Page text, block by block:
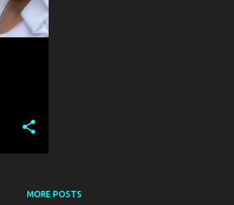
MORE POSTS